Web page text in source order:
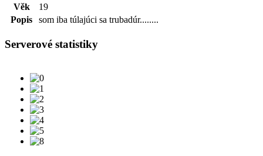
Věk
19
Popis
som iba túlajúci sa trubadúr........
Serverové statistiky